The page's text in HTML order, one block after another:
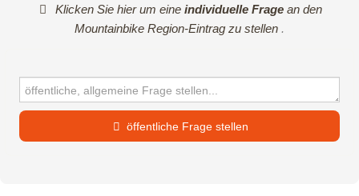
Klicken Sie hier um eineindividuelle Frage an den
Mountainbike Region-Eintrag zu stellen .
öffentliche Frage stellen